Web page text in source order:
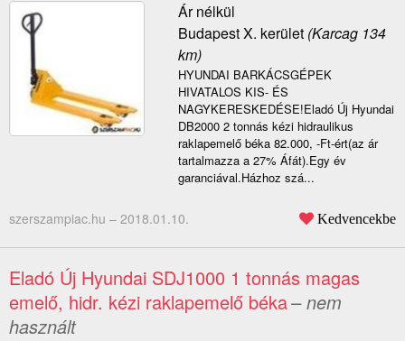
Ár nélkül
Budapest X. kerület(Karcag 134
km)
HYUNDAI BARKÁCSGÉPEK
HIVATALOS KIS- ÉS
NAGYKERESKEDÉSE!Eladó Új Hyundai
DB2000 2 tonnás kézi hidraulikus
raklapemelő béka 82.000, -Ft-ért(az ár
tartalmazza a 27% Áfát).Egy év
garanciával.Házhoz szá...
szerszampiac.hu – 2018.01.10. Kedvencekbe
Eladó Új Hyundai SDJ1000 1 tonnás magas
emelő, hidr. kézi raklapemelő béka– nem
használt